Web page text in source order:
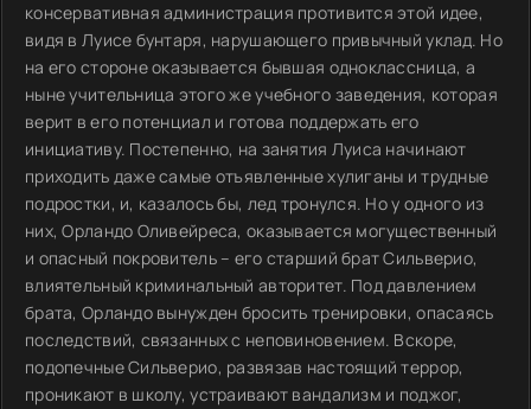
консервативная администрация противится этой идее,
видя в Луисе бунтаря, нарушающего привычный уклад. Но
на его стороне оказывается бывшая одноклассница, а
ныне учительница этого же учебного заведения, которая
верит в его потенциал и готова поддержать его
инициативу. Постепенно, на занятия Луиса начинают
приходить даже самые отъявленные хулиганы и трудные
подростки, и, казалось бы, лед тронулся. Но у одного из
них, Орландо Оливейреса, оказывается могущественный
и опасный покровитель – его старший брат Сильверио,
влиятельный криминальный авторитет. Под давлением
брата, Орландо вынужден бросить тренировки, опасаясь
последствий, связанных с неповиновением. Вскоре,
подопечные Сильверио, развязав настоящий террор,
проникают в школу, устраивают вандализм и поджог,